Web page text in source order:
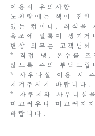
이용시 유의사항
노천탕에는 색이 진
있는 컵이나, 취식을
욕조에 얼룩이 생기거
변상 의무는 고객님께
* 직접 냉, 온수를 조
않도록 주의 부탁드립
* 사우나실 이용 시
지켜주시기 바랍니다.
* 자쿠지와 사우나실
미끄러우니 미끄러지
바랍니다.